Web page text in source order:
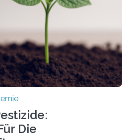
Stechmückenlarve in Bernstein
Fossilfund einer
dar, denn…
Die